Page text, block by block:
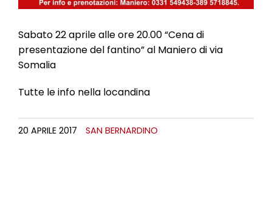
Sabato 22 aprile alle ore 20.00 “Cena di
presentazione del fantino” al Maniero di via
Somalia
Tutte le info nella locandina
20 APRILE 2017 SAN BERNARDINO